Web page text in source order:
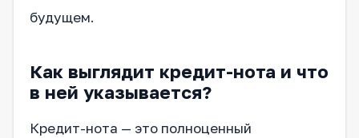
будущем.
Как выглядит кредит-нота и что
в ней указывается?
Кредит-нота — это полноценный